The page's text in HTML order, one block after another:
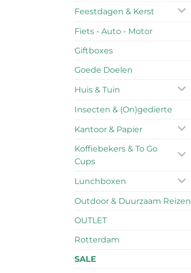
Feestdagen & Kerst
Fiets - Auto - Motor
Giftboxes
Goede Doelen
Huis & Tuin
Insecten & (On)gedierte
Kantoor & Papier
Koffiebekers & To Go
Cups
Lunchboxen
Outdoor & Duurzaam Reizen
OUTLET
Rotterdam
SALE